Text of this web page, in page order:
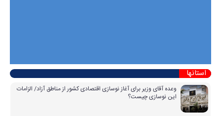
استانها
وعده آقای وزیر برای آغاز نوسازی اقتصادی کشور از مناطق آزاد/ الزامات
این نوسازی چیست؟